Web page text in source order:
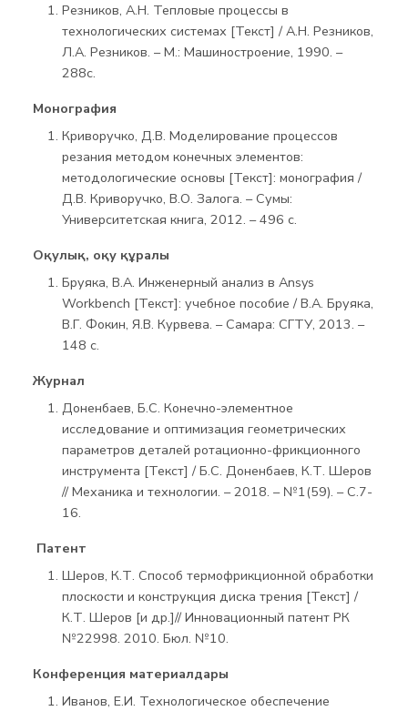
Резников, А.Н. Тепловые процессы в
технологических системах [Текст] / А.Н. Резников,
Л.А. Резников. – М.: Машиностроение, 1990. –
288с.
Монография
Криворучко, Д.В. Моделирование процессов
резания методом конечных элементов:
методологические основы [Текст]: монография /
Д.В. Криворучко, В.О. Залога. – Сумы:
Университетская книга, 2012. – 496 с.
Оқулық, оқу құралы
Бруяка, В.А. Инженерный анализ в Ansys
Workbench [Текст]: учебное пособие / В.А. Бруяка,
В.Г. Фокин, Я.В. Курвева. – Самара: СГТУ, 2013. –
148 с.
Журнал
Доненбаев, Б.С. Конечно-элементное
исследование и оптимизация геометрических
параметров деталей ротационно-фрикционного
инструмента [Текст] / Б.С. Доненбаев, К.Т. Шеров
// Механика и технологии. – 2018. – №1(59). – С.7-
16.
Патент
Шеров, К.Т. Способ термофрикционной обработки
плоскости и конструкция диска трения [Текст] /
К.Т. Шеров [и др.]// Инновационный патент РК
№22998. 2010. Бюл. №10.
Конференция материалдары
Иванов, Е.И. Технологическое обеспечение